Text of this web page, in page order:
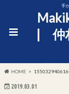
手
| 仲
HOME
2019.03.01